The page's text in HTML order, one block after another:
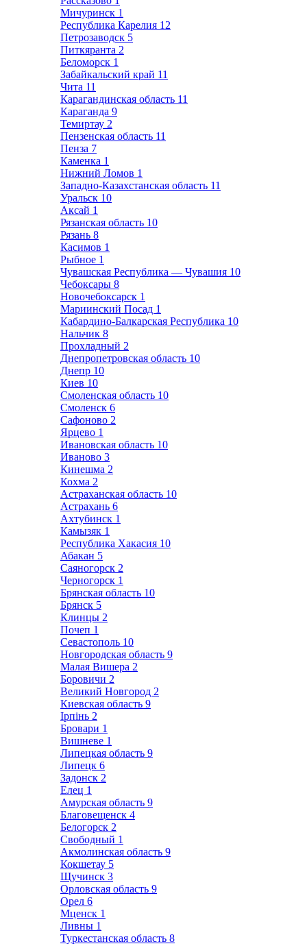
Мичуринск 1
Республика Карелия 12
Петрозаводск 5
Питкяранта 2
Беломорск 1
Забайкальский край 11
Чита 11
Карагандинская область 11
Караганда 9
Темиртау 2
Пензенская область 11
Пенза 7
Каменка 1
Нижний Ломов 1
Западно-Казахстанская область 11
Уральск 10
Аксай 1
Рязанская область 10
Рязань 8
Касимов 1
Рыбное 1
Чувашская Республика — Чувашия 10
Чебоксары 8
Новочебоксарск 1
Мариинский Посад 1
Кабардино-Балкарская Республика 10
Нальчик 8
Прохладный 2
Днепропетровская область 10
Днепр 10
Киев 10
Смоленская область 10
Смоленск 6
Сафоново 2
Ярцево 1
Ивановская область 10
Иваново 3
Кинешма 2
Кохма 2
Астраханская область 10
Астрахань 6
Ахтубинск 1
Камызяк 1
Республика Хакасия 10
Абакан 5
Саяногорск 2
Черногорск 1
Брянская область 10
Брянск 5
Клинцы 2
Почеп 1
Севастополь 10
Новгородская область 9
Малая Вишера 2
Боровичи 2
Великий Новгород 2
Киевская область 9
Ірпінь 2
Бровари 1
Вишневе 1
Липецкая область 9
Липецк 6
Задонск 2
Елец 1
Амурская область 9
Благовещенск 4
Белогорск 2
Свободный 1
Акмолинская область 9
Кокшетау 5
Щучинск 3
Орловская область 9
Орел 6
Мценск 1
Ливны 1
Туркестанская область 8